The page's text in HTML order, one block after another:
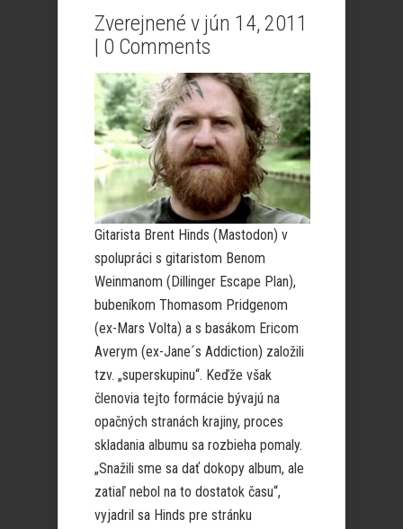
Zverejnené v jún 14, 2011
| 0 Comments
Gitarista Brent Hinds (Mastodon) v
spolupráci s gitaristom Benom
Weinmanom (Dillinger Escape Plan),
bubeníkom Thomasom Pridgenom
(ex-Mars Volta) a s basákom Ericom
Averym (ex-Jane´s Addiction) založili
tzv. „superskupinu“. Keďže však
členovia tejto formácie bývajú na
opačných stranách krajiny, proces
skladania albumu sa rozbieha pomaly.
„Snažili sme sa dať dokopy album, ale
zatiaľ nebol na to dostatok času“,
vyjadril sa Hinds pre stránku